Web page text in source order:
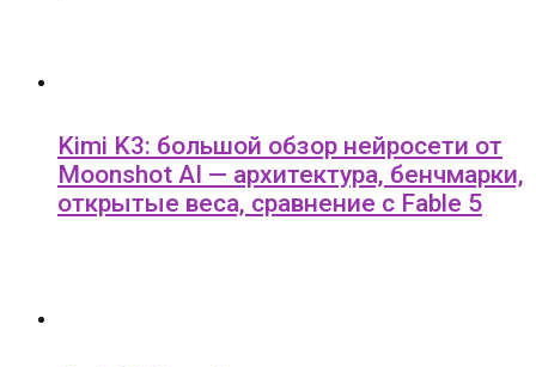
Kimi K3: большой обзор нейросети от
Moonshot AI — архитектура, бенчмарки,
открытые веса, сравнение с Fable 5